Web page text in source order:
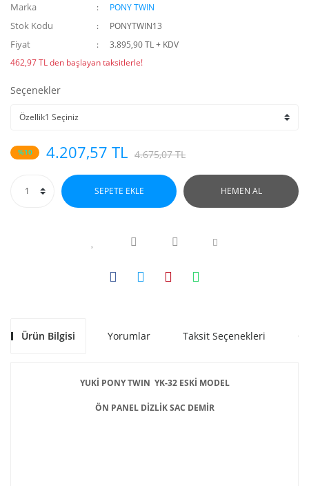
Marka PONY TWIN
Stok Kodu PONYTWIN13
Fiyat
3.895,90 TL + KDV
462,97 TL den başlayan taksitlerle!
Seçenekler
%10 4.207,57 TL 4.675,07 TL
SEPETE EKLE HEMEN AL
Ürün Bilgisi Yorumlar Taksit Seçenekleri
YUKİ PONY TWIN YK-32 ESKİ MODEL
ÖN PANEL DİZLİK SAC DEMİR